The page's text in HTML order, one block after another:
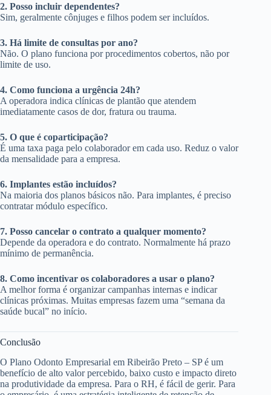
2. Posso incluir dependentes?
Sim, geralmente cônjuges e filhos podem ser incluídos.
3. Há limite de consultas por ano?
Não. O plano funciona por procedimentos cobertos, não por
limite de uso.
4. Como funciona a urgência 24h?
A operadora indica clínicas de plantão que atendem
imediatamente casos de dor, fratura ou trauma.
5. O que é coparticipação?
É uma taxa paga pelo colaborador em cada uso. Reduz o valor
da mensalidade para a empresa.
6. Implantes estão incluídos?
Na maioria dos planos básicos não. Para implantes, é preciso
contratar módulo específico.
7. Posso cancelar o contrato a qualquer momento?
Depende da operadora e do contrato. Normalmente há prazo
mínimo de permanência.
8. Como incentivar os colaboradores a usar o plano?
A melhor forma é organizar campanhas internas e indicar
clínicas próximas. Muitas empresas fazem uma “semana da
saúde bucal” no início.
Conclusão
O Plano Odonto Empresarial em Ribeirão Preto – SP é um
benefício de alto valor percebido, baixo custo e impacto direto
na produtividade da empresa. Para o RH, é fácil de gerir. Para